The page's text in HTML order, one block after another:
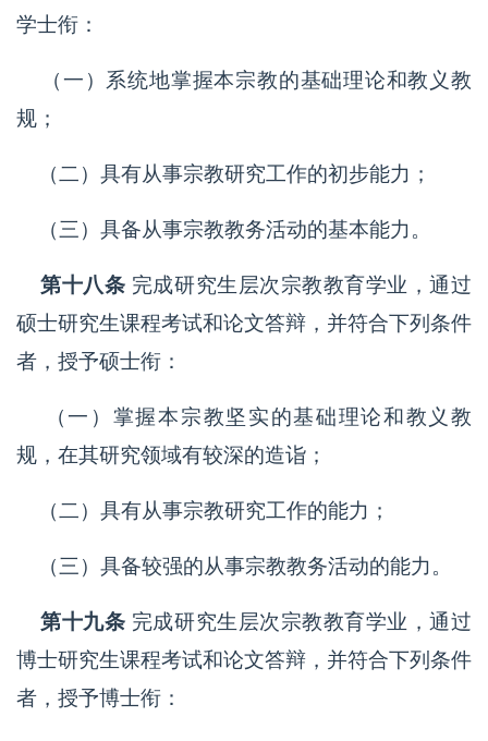
学士衔：
（一）系统地掌握本宗教的基础理论和教义教
规；
（二）具有从事宗教研究工作的初步能力；
（三）具备从事宗教教务活动的基本能力。
第十八条 完成研究生层次宗教教育学业，通过
硕士研究生课程考试和论文答辩，并符合下列条件
者，授予硕士衔：
（一）掌握本宗教坚实的基础理论和教义教
规，在其研究领域有较深的造诣；
（二）具有从事宗教研究工作的能力；
（三）具备较强的从事宗教教务活动的能力。
第十九条 完成研究生层次宗教教育学业，通过
博士研究生课程考试和论文答辩，并符合下列条件
者，授予博士衔：